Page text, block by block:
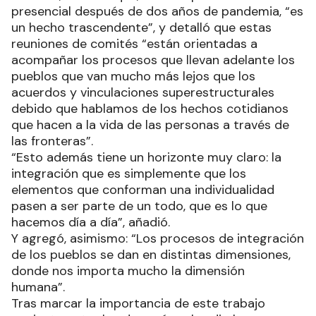
presencial después de dos años de pandemia, “es
un hecho trascendente”, y detalló que estas
reuniones de comités “están orientadas a
acompañar los procesos que llevan adelante los
pueblos que van mucho más lejos que los
acuerdos y vinculaciones superestructurales
debido que hablamos de los hechos cotidianos
que hacen a la vida de las personas a través de
las fronteras”.
“Esto además tiene un horizonte muy claro: la
integración que es simplemente que los
elementos que conforman una individualidad
pasen a ser parte de un todo, que es lo que
hacemos día a día”, añadió.
Y agregó, asimismo: “Los procesos de integración
de los pueblos se dan en distintas dimensiones,
donde nos importa mucho la dimensión
humana”.
Tras marcar la importancia de este trabajo